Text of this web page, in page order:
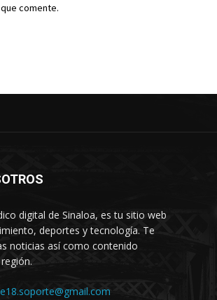
comente.
digital de Sinaloa, es tu sitio web
deportes y tecnología. Te
noticias así como contenido